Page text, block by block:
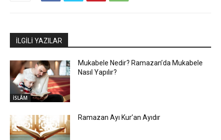
İLGİLİ YAZILAR
İSLÂM
Mukabele Nedir? Ramazan’da Mukabele
Nasıl Yapılır?
Ramazan Ayı Kur’an Ayıdır